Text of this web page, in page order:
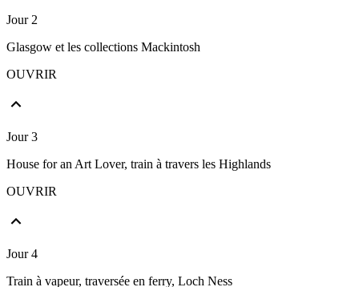
Jour 2
Glasgow et les collections Mackintosh
OUVRIR
Jour 3
House for an Art Lover, train à travers les Highlands
OUVRIR
Jour 4
Train à vapeur, traversée en ferry, Loch Ness